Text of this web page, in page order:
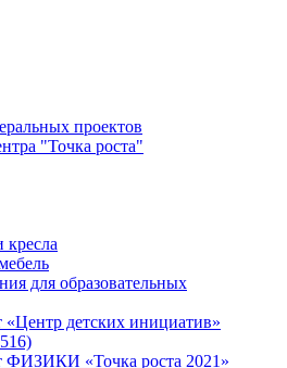
проектов
"Точка роста"
кресла
для образовательных
«Центр детских инициатив»
ФИЗИКИ «Точка роста 2021»